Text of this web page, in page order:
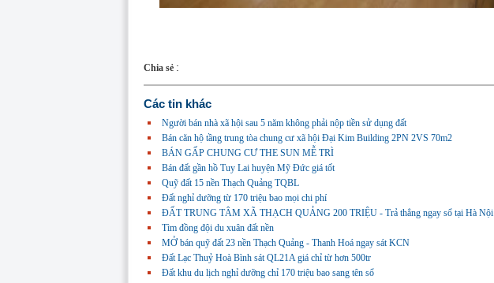
Chia sẻ :
Các tin khác
Người bán nhà xã hội sau 5 năm không phải nộp tiền sử dụng đất
Bán căn hộ tầng trung tòa chung cư xã hội Đại Kim Building 2PN 2VS 70m2
BÁN GẤP CHUNG CƯ THE SUN MỄ TRÌ
Bán đất gần hồ Tuy Lai huyện Mỹ Đức giá tốt
Quỹ đất 15 nền Thạch Quảng TQBL
Đất nghỉ dưỡng từ 170 triệu bao mọi chi phí
ĐẤT TRUNG TÂM XÃ THẠCH QUẢNG 200 TRIỆU - Trả thẳng ngay sổ tại Hà Nội
Tìm đồng đội du xuân đất nền
MỞ bán quỹ đất 23 nền Thạch Quảng - Thanh Hoá ngay sát KCN
Đất Lạc Thuỷ Hoà Bình sát QL21A giá chỉ từ hơn 500tr
Đất khu du lịch nghỉ dưỡng chỉ 170 triệu bao sang tên sổ